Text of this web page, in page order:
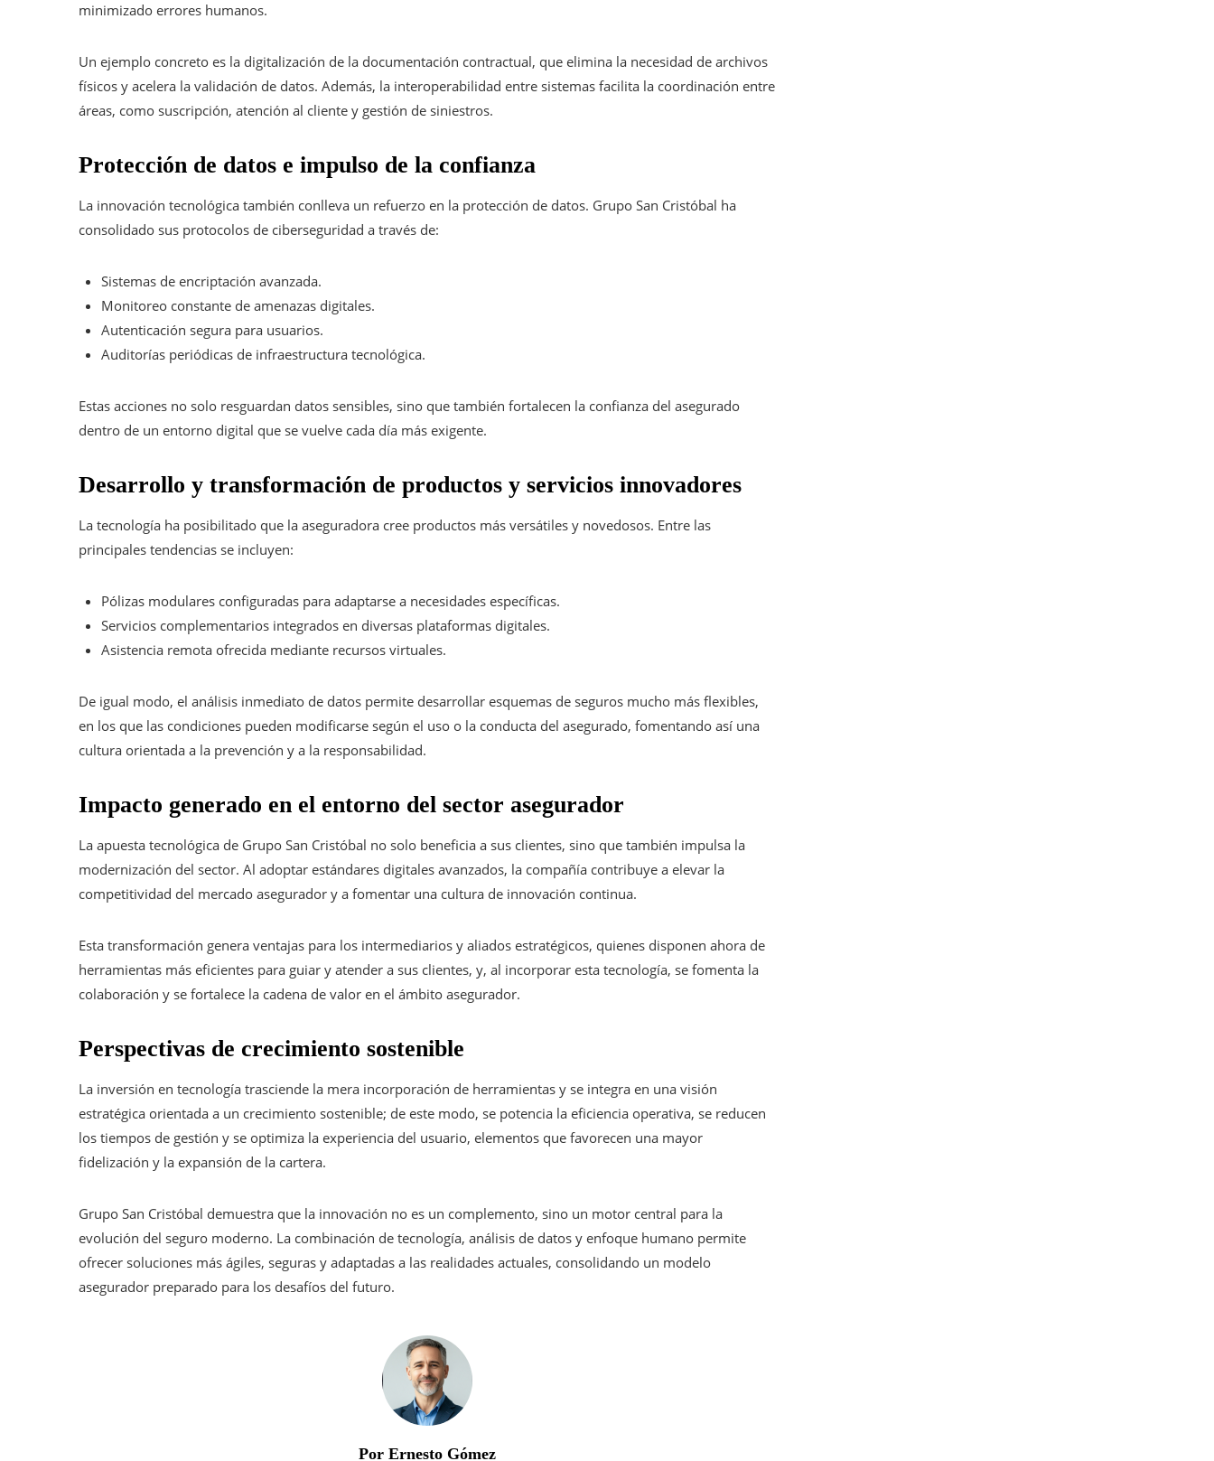
minimizado errores humanos.
Un ejemplo concreto es la digitalización de la documentación contractual, que elimina la necesidad de archivos
físicos y acelera la validación de datos. Además, la interoperabilidad entre sistemas facilita la coordinación entre
áreas, como suscripción, atención al cliente y gestión de siniestros.
Protección de datos e impulso de la confianza
La innovación tecnológica también conlleva un refuerzo en la protección de datos. Grupo San Cristóbal ha
consolidado sus protocolos de ciberseguridad a través de:
Sistemas de encriptación avanzada.
Monitoreo constante de amenazas digitales.
Autenticación segura para usuarios.
Auditorías periódicas de infraestructura tecnológica.
Estas acciones no solo resguardan datos sensibles, sino que también fortalecen la confianza del asegurado
dentro de un entorno digital que se vuelve cada día más exigente.
Desarrollo y transformación de productos y servicios innovadores
La tecnología ha posibilitado que la aseguradora cree productos más versátiles y novedosos. Entre las
principales tendencias se incluyen:
Pólizas modulares configuradas para adaptarse a necesidades específicas.
Servicios complementarios integrados en diversas plataformas digitales.
Asistencia remota ofrecida mediante recursos virtuales.
De igual modo, el análisis inmediato de datos permite desarrollar esquemas de seguros mucho más flexibles,
en los que las condiciones pueden modificarse según el uso o la conducta del asegurado, fomentando así una
cultura orientada a la prevención y a la responsabilidad.
Impacto generado en el entorno del sector asegurador
La apuesta tecnológica de Grupo San Cristóbal no solo beneficia a sus clientes, sino que también impulsa la
modernización del sector. Al adoptar estándares digitales avanzados, la compañía contribuye a elevar la
competitividad del mercado asegurador y a fomentar una cultura de innovación continua.
Esta transformación genera ventajas para los intermediarios y aliados estratégicos, quienes disponen ahora de
herramientas más eficientes para guiar y atender a sus clientes, y, al incorporar esta tecnología, se fomenta la
colaboración y se fortalece la cadena de valor en el ámbito asegurador.
Perspectivas de crecimiento sostenible
La inversión en tecnología trasciende la mera incorporación de herramientas y se integra en una visión
estratégica orientada a un crecimiento sostenible; de este modo, se potencia la eficiencia operativa, se reducen
los tiempos de gestión y se optimiza la experiencia del usuario, elementos que favorecen una mayor
fidelización y la expansión de la cartera.
Grupo San Cristóbal demuestra que la innovación no es un complemento, sino un motor central para la
evolución del seguro moderno. La combinación de tecnología, análisis de datos y enfoque humano permite
ofrecer soluciones más ágiles, seguras y adaptadas a las realidades actuales, consolidando un modelo
asegurador preparado para los desafíos del futuro.
Por Ernesto Gómez